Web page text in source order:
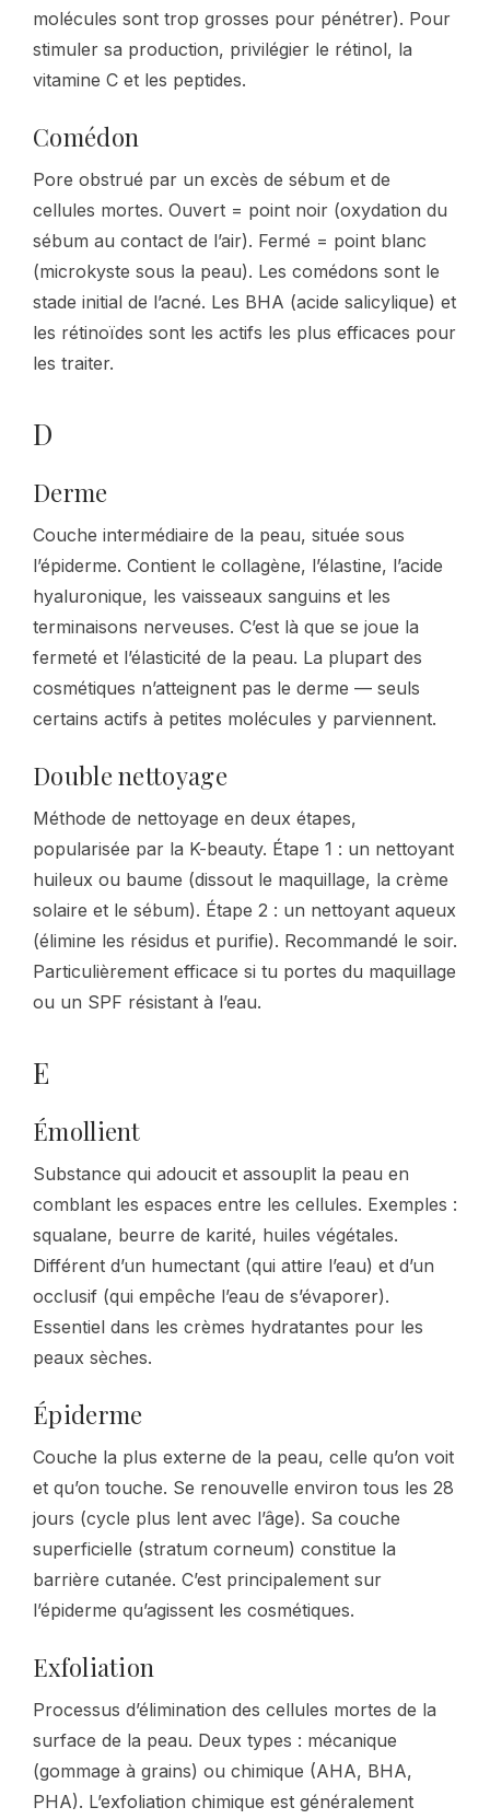
molécules sont trop grosses pour pénétrer). Pour
stimuler sa production, privilégier le rétinol, la
vitamine C et les peptides.
Comédon
Pore obstrué par un excès de sébum et de
cellules mortes. Ouvert = point noir (oxydation du
sébum au contact de l’air). Fermé = point blanc
(microkyste sous la peau). Les comédons sont le
stade initial de l’acné. Les BHA (acide salicylique) et
les rétinoïdes sont les actifs les plus efficaces pour
les traiter.
D
Derme
Couche intermédiaire de la peau, située sous
l’épiderme. Contient le collagène, l’élastine, l’acide
hyaluronique, les vaisseaux sanguins et les
terminaisons nerveuses. C’est là que se joue la
fermeté et l’élasticité de la peau. La plupart des
cosmétiques n’atteignent pas le derme — seuls
certains actifs à petites molécules y parviennent.
Double nettoyage
Méthode de nettoyage en deux étapes,
popularisée par la K-beauty. Étape 1 : un nettoyant
huileux ou baume (dissout le maquillage, la crème
solaire et le sébum). Étape 2 : un nettoyant aqueux
(élimine les résidus et purifie). Recommandé le soir.
Particulièrement efficace si tu portes du maquillage
ou un SPF résistant à l’eau.
E
Émollient
Substance qui adoucit et assouplit la peau en
comblant les espaces entre les cellules. Exemples :
squalane, beurre de karité, huiles végétales.
Différent d’un humectant (qui attire l’eau) et d’un
occlusif (qui empêche l’eau de s’évaporer).
Essentiel dans les crèmes hydratantes pour les
peaux sèches.
Épiderme
Couche la plus externe de la peau, celle qu’on voit
et qu’on touche. Se renouvelle environ tous les 28
jours (cycle plus lent avec l’âge). Sa couche
superficielle (stratum corneum) constitue la
barrière cutanée. C’est principalement sur
l’épiderme qu’agissent les cosmétiques.
Exfoliation
Processus d’élimination des cellules mortes de la
surface de la peau. Deux types : mécanique
(gommage à grains) ou chimique (AHA, BHA,
PHA). L’exfoliation chimique est généralement